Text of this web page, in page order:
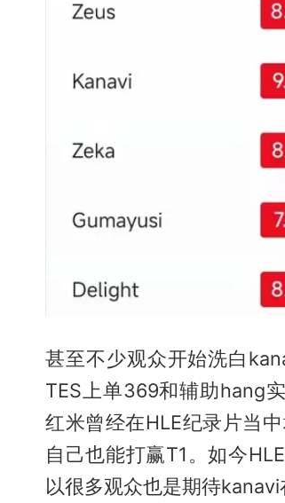
甚至不少观众开始洗白
TES上单369和辅助hang
红米曾经在HLE纪录片当
自己也能打赢T1。如今
以很多观众也是期待kanavi